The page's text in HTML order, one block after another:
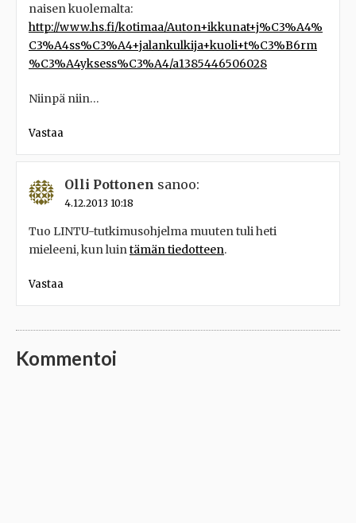
naisen kuolemalta:
http://www.hs.fi/kotimaa/Auton+ikkunat+j%C3%A4%
C3%A4ss%C3%A4+jalankulkija+kuoli+t%C3%B6rm
%C3%A4yksess%C3%A4/a1385446506028
Niinpä niin…
Vastaa
Olli Pottonen sanoo:
4.12.2013 10:18
Tuo LINTU-tutkimusohjelma muuten tuli heti
mieleeni, kun luintämän tiedotteen.
Vastaa
Kommentoi